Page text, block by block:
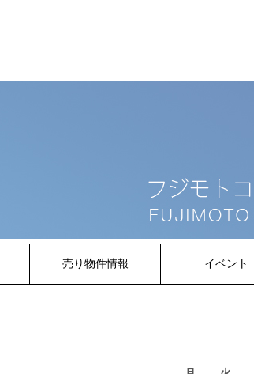
売り物件情報 イベント